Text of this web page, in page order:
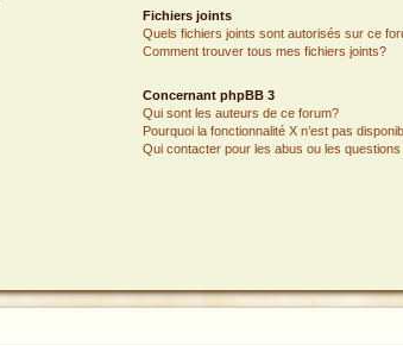
Fichiers joints
Quels fichiers joints sont autorisés sur ce
Comment trouver tous mes fichiers joints?
Concernant phpBB 3
Qui sont les auteurs de ce forum?
Pourquoi la fonctionnalité X n’est pas
Qui contacter pour les abus ou les